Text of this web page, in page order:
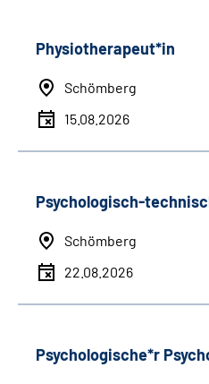
Physiotherapeut*in
Schömberg
15.08.2026
Psychologisch-
Schömberg
22.08.2026
Psychologische*r